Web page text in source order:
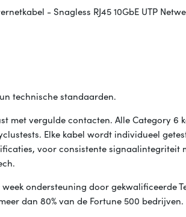
- Snagless RJ45 10GbE UTP
technische standaarden.
met vergulde contacten. Alle Category 6
Elke kabel wordt individueel
voor consistente signaalintegriteit
ondersteuning door gekwalificeerde
dan 80% van de Fortune 500 bedrijven.